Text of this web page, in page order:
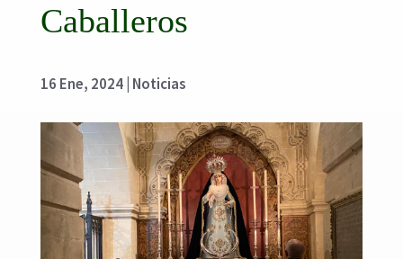
Caballeros
16 Ene, 2024| Noticias